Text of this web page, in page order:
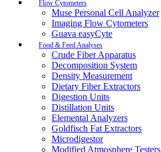
Flow Cytometers
Muse Personal Cell Analyzer
Imaging Flow Cytometers
Guava easyCyte
Food & Feed Analyses
Crude Fiber Apparatus
Decomposition System
Density Measurement
Dietary Fiber Extractors
Digestion Units
Distillation Units
Elemental Analyzers
Goldfisch Fat Extractors
Microdigestor
Modified Atmosphere Testers